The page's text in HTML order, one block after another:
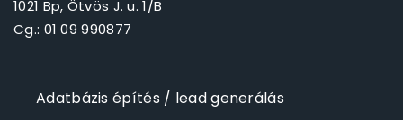
1021 Bp, Ötvös J. u. 1/B
Cg.: 01 09 990877
Adatbázis építés / lead generálás